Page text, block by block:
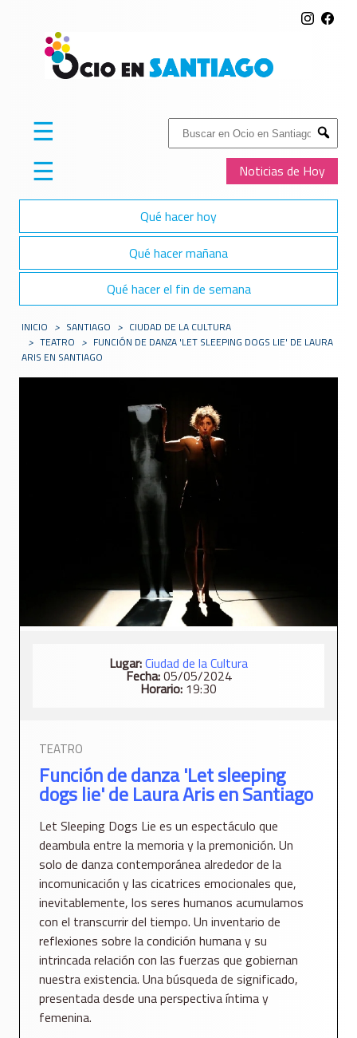
Buscar:
Submit
Noticias de Hoy
☰
☰
Qué hacer hoy
Qué hacer mañana
Qué hacer el fin de semana
INICIO > SANTIAGO > CIUDAD DE LA CULTURA
> TEATRO > FUNCIÓN DE DANZA 'LET SLEEPING DOGS LIE' DE LAURA
ARIS EN SANTIAGO
Lugar:Ciudad de la Cultura
Fecha:05/05/2024
Horario: 19:30
TEATRO
Función de danza 'Let sleeping
dogs lie' de Laura Aris en Santiago
Let Sleeping Dogs Lie es un espectáculo que
deambula entre la memoria y la premonición. Un
solo de danza contemporánea alrededor de la
incomunicación y las cicatrices emocionales que,
inevitablemente, los seres humanos acumulamos
con el transcurrir del tiempo. Un inventario de
reflexiones sobre la condición humana y su
intrincada relación con las fuerzas que gobiernan
nuestra existencia. Una búsqueda de significado,
presentada desde una perspectiva íntima y
femenina.